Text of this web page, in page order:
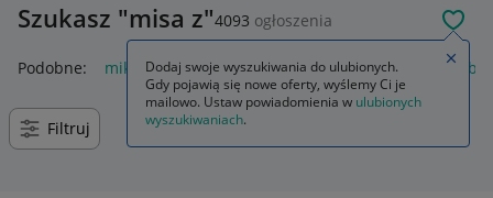
Szukasz misa z 4093 ogłoszenia
Podobne:
mikser z misą misa misa wc mikser z misą
Filtruj
Dodaj swoje wyszukiwania do ulubionych.
Gdy pojawią się nowe oferty, wyślemy Ci je
mailowo. Ustaw powiadomienia w ulubionych
wyszukiwaniach.